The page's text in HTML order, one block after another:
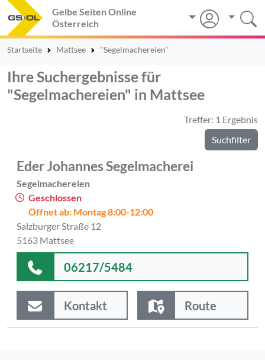
Gelbe Seiten Online
Österreich
Startseite Mattsee "Segelmachereien"
Ihre Suchergebnisse für
"Segelmachereien" in Mattsee
Treffer: 1 Ergebnis
Suchfilter
Eder Johannes Segelmacherei
Segelmachereien
Geschlossen
Öffnet ab: Montag 8:00-12:00
Salzburger Straße 12
5163 Mattsee
06217/5484
Kontakt Route